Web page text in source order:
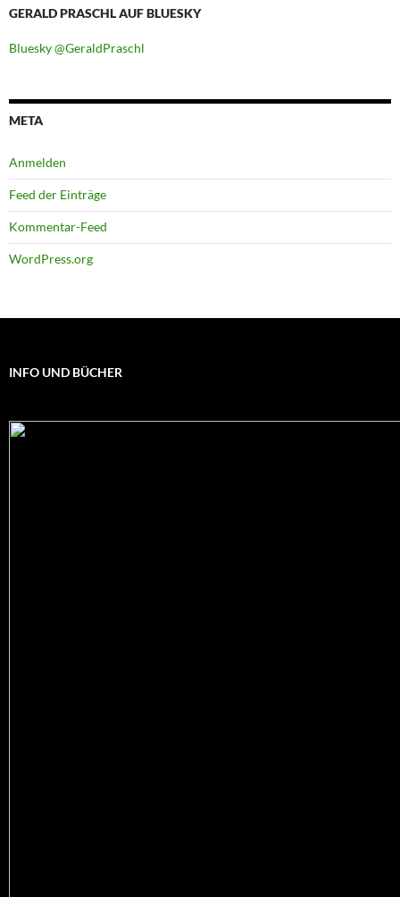
GERALD PRASCHL AUF BLUESKY
Bluesky @GeraldPraschl
META
Anmelden
Feed der Einträge
Kommentar-Feed
WordPress.org
INFO UND BÜCHER